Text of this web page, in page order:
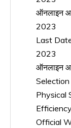
ऑनलाइन
2023
Last
2023
ऑनलाइन
Physical
Official